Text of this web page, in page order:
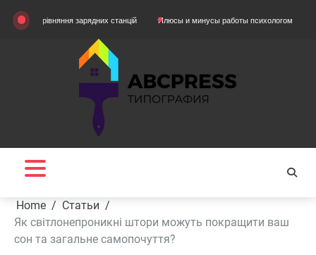
зарядних станцій Плюсы и минусы работы психологом Домашняя
Home
Статьи
Як світлонепроникні штори можуть покращити ваш
сон та загальне самопочуття?